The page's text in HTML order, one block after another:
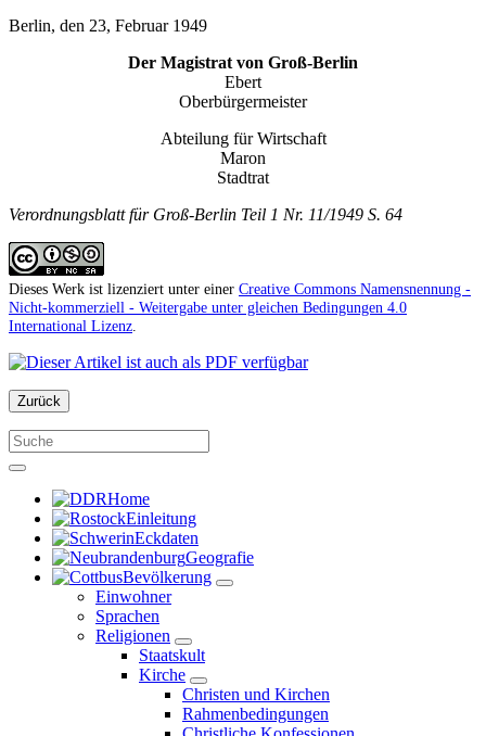
Berlin, den 23, Februar 1949
Der Magistrat von Groß-Berlin
Ebert
Oberbürgermeister
Abteilung für Wirtschaft
Maron
Stadtrat
Verordnungsblatt für Groß-Berlin Teil 1 Nr. 11/1949 S. 64
Dieses Werk ist lizenziert unter einer Creative Commons Namensnennung -
Nicht-kommerziell - Weitergabe unter gleichen Bedingungen 4.0
International Lizenz.
Zurück
Home
Einleitung
Eckdaten
Geografie
Bevölkerung
Einwohner
Sprachen
Religionen
Staatskult
Kirche
Christen und Kirchen
Rahmenbedingungen